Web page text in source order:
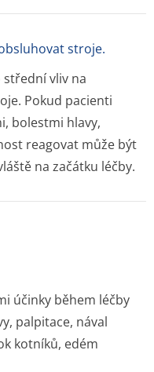
stroje.
vliv na
Pokud pacienti
bolestmi hlavy,
reagovat může být
na začátku léčby.
účinky během léčby
palpitace, nával
kotníků, edém